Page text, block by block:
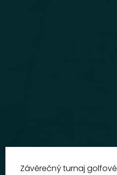
Závěrečný turnaj golfové